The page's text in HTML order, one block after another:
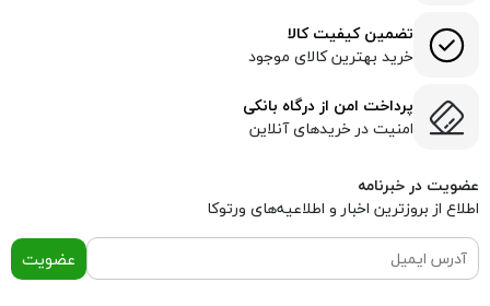
تضمین کیفیت کالا
خرید بهترین کالای موجود
پرداخت امن از درگاه بانکی
امنیت در خریدهای آنلاین
عضویت در خبرنامه
اطلاع از بروز‌ترین اخبار و اطلاعیه‌های ورتوکا
عضویت